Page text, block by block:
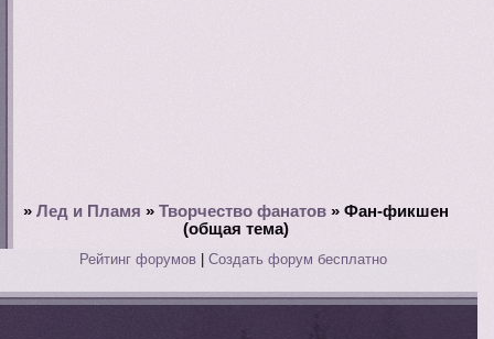
» Лед и Пламя » Творчество фанатов » Фан-фикшен
(общая тема)
Рейтинг форумов |Создать форум бесплатно